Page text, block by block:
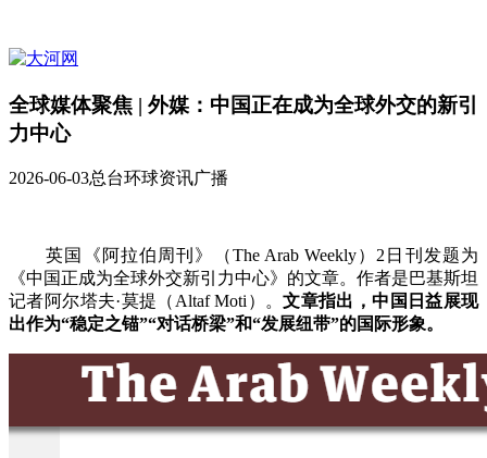
全球媒体聚焦 | 外媒：中国正在成为全球外交的新引
力中心
2026-06-03总台环球资讯广播
英国《阿拉伯周刊》（The Arab Weekly）2日刊发题为
《中国正成为全球外交新引力中心》的文章。作者是巴基斯坦
记者阿尔塔夫·莫提（Altaf Moti）。文章指出，中国日益展现
出作为“稳定之锚”“对话桥梁”和“发展纽带”的国际形象。